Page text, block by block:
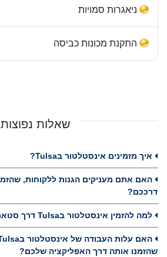
ניאגרות סמויות
התקנת מכונות כביסה
שאלות נפוצות
איך מזמינים אינסטלטור בTulsa?
דרככם?
למה להזמין אינסטלטור בTulsa דרך סטארט-א-ג'וב?
שהזמנו אותה דרך האפליקציה שלכם?